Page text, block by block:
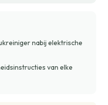
nabij elektrische
van elke